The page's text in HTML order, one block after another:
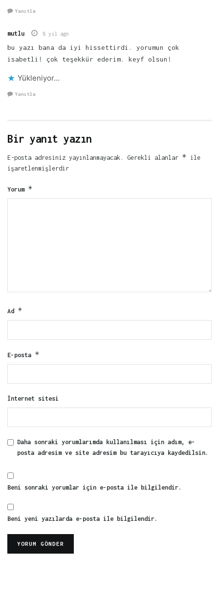
Yanıtla
mutlu 8 yıl ago
bu yazı bana da iyi hissettirdi. yorumun çok
isabetli! çok teşekkür ederim. keyf olsun!
Yükleniyor...
Yanıtla
Bir yanıt yazın
E-posta adresiniz yayınlanmayacak. Gerekli alanlar * ile
işaretlenmişlerdir
Yorum *
Ad *
E-posta *
İnternet sitesi
Daha sonraki yorumlarımda kullanılması için adım, e-
posta adresim ve site adresim bu tarayıcıya kaydedilsin.
Beni sonraki yorumlar için e-posta ile bilgilendir.
Beni yeni yazılarda e-posta ile bilgilendir.